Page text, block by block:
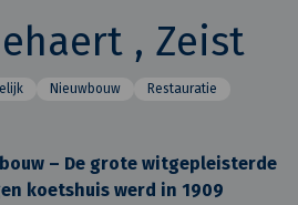
, Zeist
Nieuwbouw
Restauratie
– De grote witgepleisterde
koetshuis werd in 1909